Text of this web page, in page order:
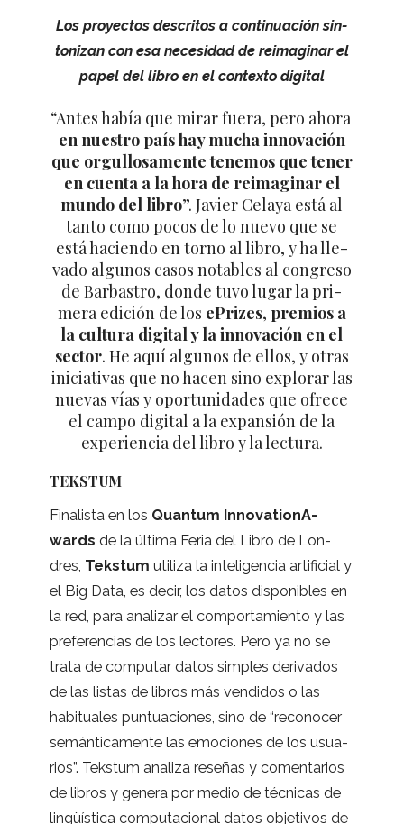
Los pro­yec­tos des­cri­tos a con­ti­nua­ción sin­
to­ni­zan con esa nece­si­dad de reima­gi­nar el
papel del libro en el con­texto digital
“Antes había que mirar fuera, pero ahora
en nues­tro país hay mucha inno­va­ción
que orgu­llo­sa­mente tene­mos que tener
en cuenta a la hora de reima­gi­nar el
mundo del libro”. Javier Celaya está al
tanto como pocos de lo nuevo que se
está haciendo en torno al libro, y ha lle­
vado algu­nos casos nota­bles al con­greso
de Bar­bas­tro, donde tuvo lugar la pri­
mera edi­ción de los ePri­zes, pre­mios a
la cul­tura digi­tal y la inno­va­ción en el
sec­tor. He aquí algu­nos de ellos, y otras
ini­cia­ti­vas que no hacen sino explo­rar las
nue­vas vías y opor­tu­ni­da­des que ofrece
el campo digi­tal a la expan­sión de la
expe­rien­cia del libro y la lectura.
TEKSTUM
Fina­lista en los Quan­tum Inno­va­tio­nA­
wards de la última Feria del Libro de Lon­
dres, Teks­tum uti­liza la inte­li­gen­cia arti­fi­cial y
el Big Data, es decir, los datos dis­po­ni­bles en
la red, para ana­li­zar el com­por­ta­miento y las
pre­fe­ren­cias de los lec­to­res. Pero ya no se
trata de compu­tar datos sim­ples deri­va­dos
de las lis­tas de libros más ven­di­dos o las
habi­tua­les pun­tua­cio­nes, sino de “reco­no­cer
semán­ti­ca­mente las emo­cio­nes de los usua­
rios”. Teks­tum ana­liza rese­ñas y comen­ta­rios
de libros y genera por medio de téc­ni­cas de
lin­güís­tica compu­tacio­nal datos obje­ti­vos de